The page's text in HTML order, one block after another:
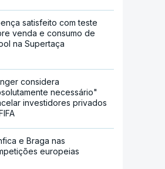
satisfeito com teste
venda e consumo de
na Supertaça
considera
necessário"
investidores privados
e Braga nas
europeias